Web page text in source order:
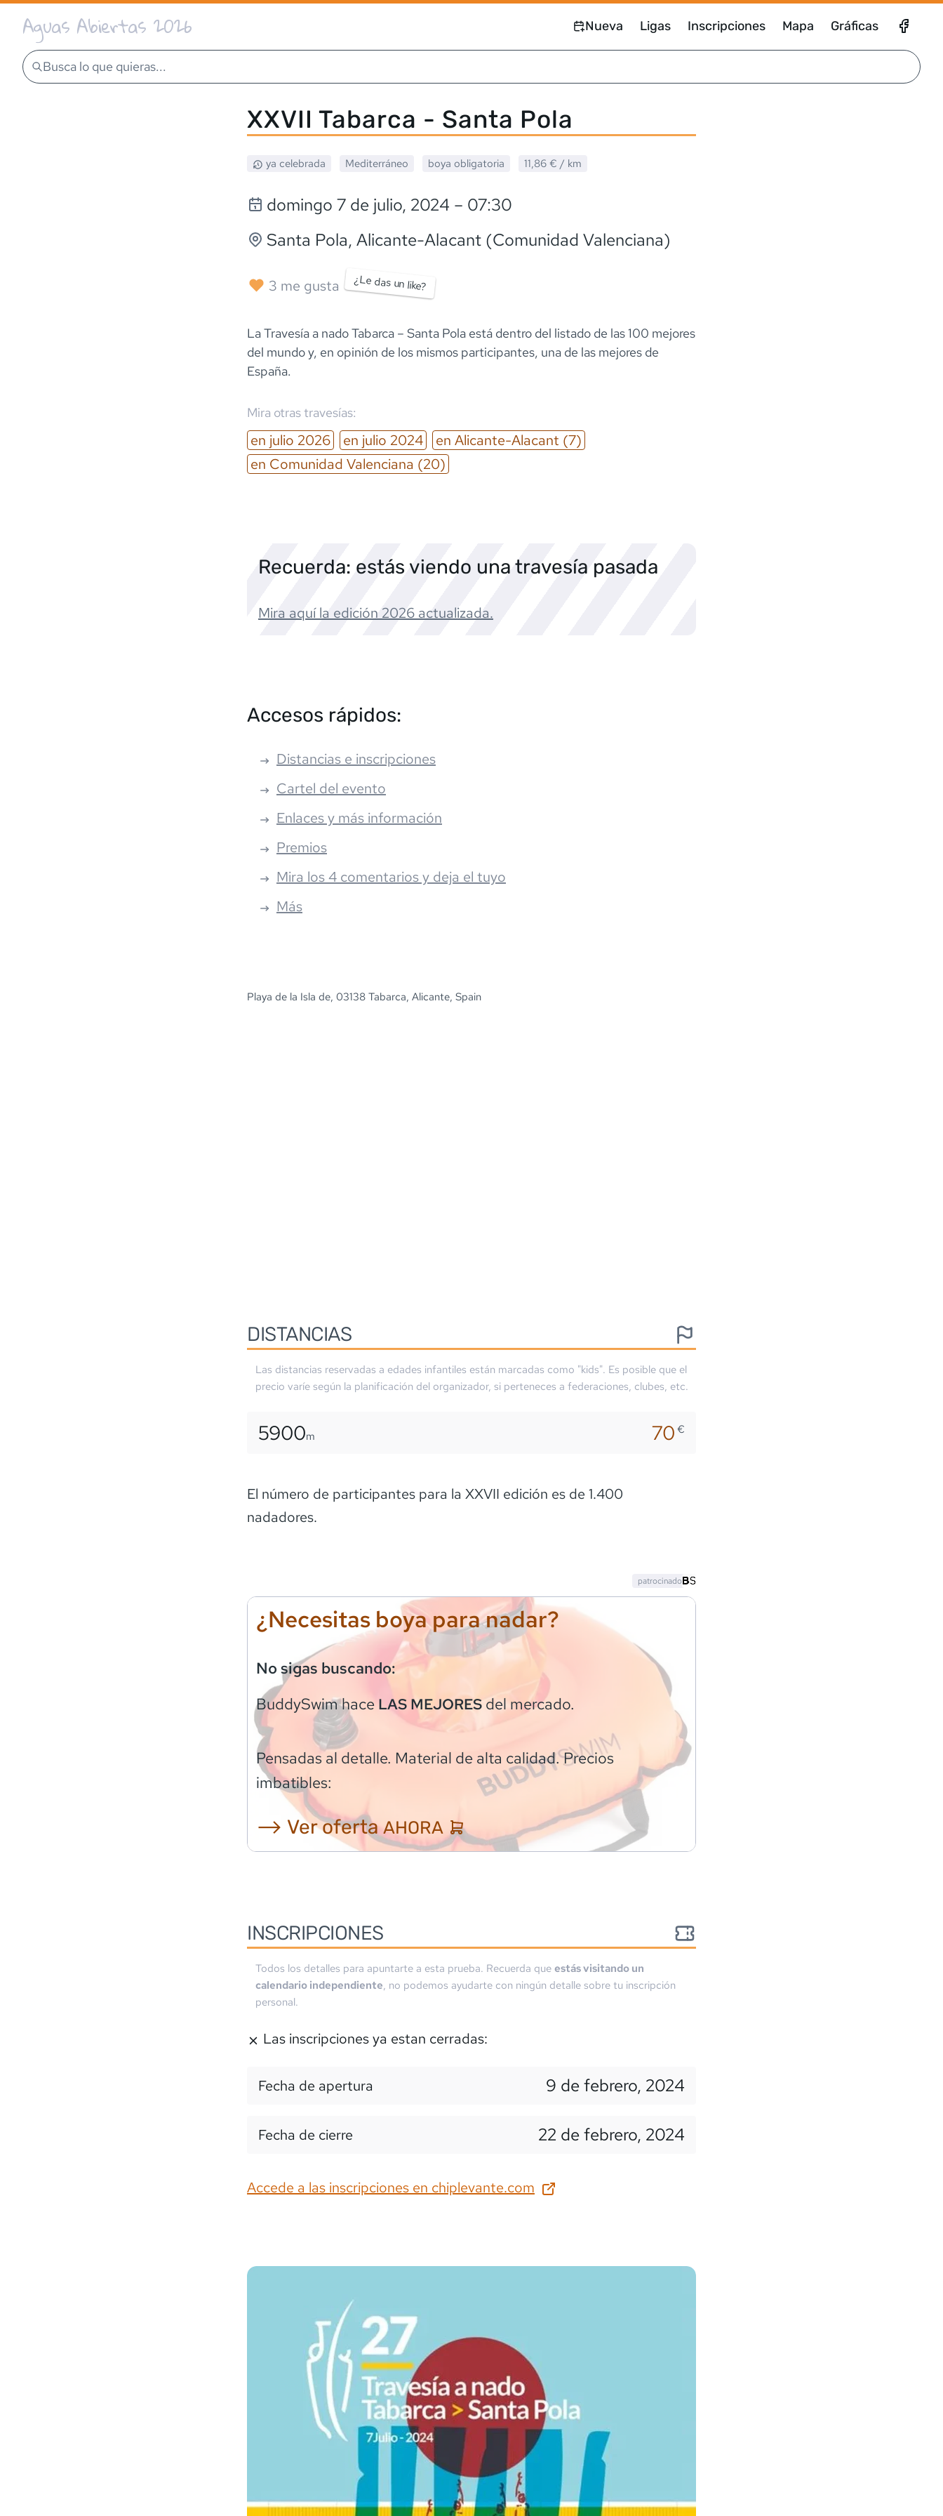
Aguas Abiertas 2026 Nueva Ligas Inscripciones Mapa Gráficas
Busca lo que quieras...
XXVII Tabarca - Santa Pola
ya celebrada Mediterráneo boya obligatoria 11,86 € / km
domingo 7 de julio, 2024 – 07:30
Santa Pola, Alicante-Alacant (Comunidad Valenciana)
3 me gusta ¿Le das un like?
La Travesía a nado Tabarca – Santa Pola está dentro del listado de las 100 mejores
del mundo y, en opinión de los mismos participantes, una de las mejores de
España.
Mira otras travesías:
en julio 2026 en julio 2024 en Alicante-Alacant (7)
en Comunidad Valenciana (20)
Recuerda: estás viendo una travesía pasada
Mira aquí la edición 2026 actualizada.
Accesos rápidos:
Distancias e inscripciones
Cartel del evento
Enlaces y más información
Premios
Mira los 4 comentarios y deja el tuyo
Más
Playa de la Isla de, 03138 Tabarca, Alicante, Spain
DISTANCIAS
Las distancias reservadas a edades infantiles están marcadas como "kids". Es posible que el
precio varíe según la planificación del organizador, si perteneces a federaciones, clubes, etc.
5900m 70€
El número de participantes para la XXVII edición es de 1.400
nadadores.
¿Necesitas boya para nadar?
No sigas buscando:
BuddySwimhaceLAS MEJORESdel mercado.
Pensadas al detalle. Material de alta calidad. Precios
imbatibles:
⟶ Ver ofertaAHORA
patrocinado
INSCRIPCIONES
Todos los detalles para apuntarte a esta prueba. Recuerda que estás visitando un
calendario independiente, no podemos ayudarte con ningún detalle sobre tu inscripción
personal.
Las inscripciones ya estan cerradas:
Fecha de apertura 9 de febrero, 2024
Fecha de cierre 22 de febrero, 2024
Accede a las inscripciones en chiplevante.com